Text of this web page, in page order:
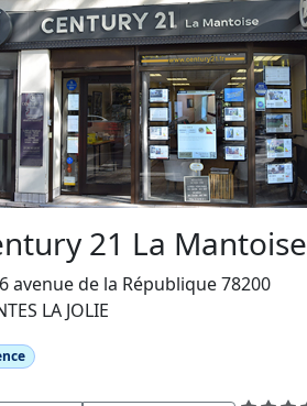
21 La Mantoise
avenue de la République 78200
LA JOLIE